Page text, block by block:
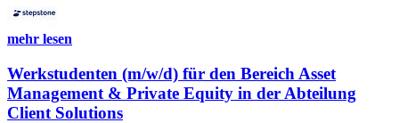
mehr lesen
Werkstudenten (m/w/d) für den Bereich Asset
Management & Private Equity in der Abteilung
Client Solutions